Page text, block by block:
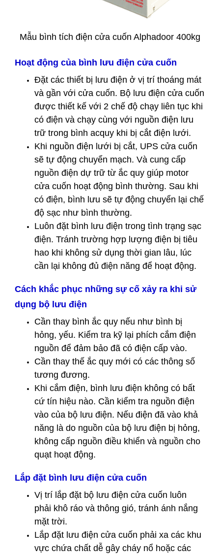
Mẫu bình tích điện cửa cuốn Alphadoor 400kg
Hoạt động của bình lưu điện cửa cuốn
Đặt các thiết bị lưu điện ở vị trí thoáng mát
và gần với cửa cuốn. Bộ lưu điện cửa cuốn
được thiết kế với 2 chế độ chạy liên tục khi
có điện và chạy cùng với nguồn điện lưu
trữ trong bình acquy khi bị cắt điện lưới.
Khi nguồn điện lưới bị cắt, UPS cửa cuốn
sẽ tự động chuyển mạch. Và cung cấp
nguồn điện dự trữ từ ắc quy giúp motor
cửa cuốn hoạt động bình thường. Sau khi
có điện, bình lưu sẽ tự động chuyển lại chế
độ sạc như bình thường.
Luôn đặt bình lưu điện trong tình trạng sạc
điện. Tránh trường hợp lượng điện bị tiêu
hao khi không sử dụng thời gian lâu, lúc
cần lại không đủ điện năng để hoạt động.
Cách khắc phục những sự cố xảy ra khi sử
dụng bộ lưu điện
Cần thay bình ắc quy nếu như bình bị
hỏng, yếu. Kiểm tra kỹ lại phích cắm điện
nguồn để đảm bảo đã có điện cấp vào.
Cần thay thế ắc quy mới có các thông số
tương đương.
Khi cắm điện, bình lưu điện không có bất
cứ tín hiệu nào. Cần kiểm tra nguồn điện
vào của bộ lưu điện. Nếu điện đã vào khả
năng là do nguồn của bộ lưu điện bị hỏng,
không cấp nguồn điều khiển và nguồn cho
quạt hoạt động.
Lắp đặt bình lưu điện cửa cuốn
Vị trí lắp đặt bộ lưu điện cửa cuốn luôn
phải khô ráo và thông gió, tránh ánh nắng
mặt trời.
Lắp đặt lưu điện cửa cuốn phải xa các khu
vực chứa chất dễ gây cháy nổ hoặc các